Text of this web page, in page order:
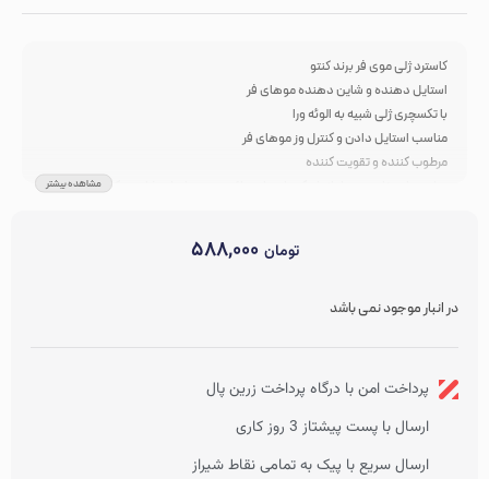
کاسترد ژلی موی فر برند کنتو
استایل دهنده و شاین دهنده موهای فر
با تکسچری ژلی شبیه به الوئه ورا
مناسب استایل دادن و کنترل وز موهای فر
مرطوب کننده و تقویت کننده
مناسب استفاده بعد از انواع کرم ابرسان و اکتیویتور ها برای شاین و کنترل وز بیشتر
مناسب استفاده روزانه بعد از حمام
مناسب موهای فر طبیعی، رنگ شده و دکلره شده
مشاهده بیشتر
تومان ۵۸۸,۰۰۰
در انبار موجود نمی باشد
پرداخت امن با درگاه پرداخت زرین پال
ارسال با پست پیشتاز 3 روز کاری
ارسال سریع با پیک به تمامی نقاط شیراز